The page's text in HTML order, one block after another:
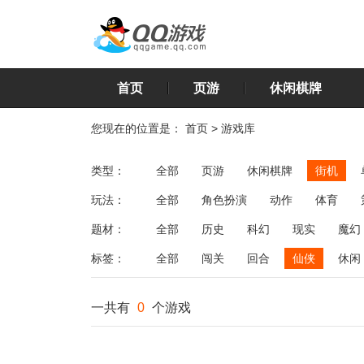
首页 页游 休闲棋牌
您现在的位置是： 首页 > 游戏库
类型： 全部 页游 休闲棋牌 街机
玩法： 全部 角色扮演 动作 体育
飞行
恋爱 第三人称射击 棋类
题材： 全部 历史 科幻 现实 魔幻
标签： 全部 闯关 回合 仙侠 休闲
一共有 0 个游戏